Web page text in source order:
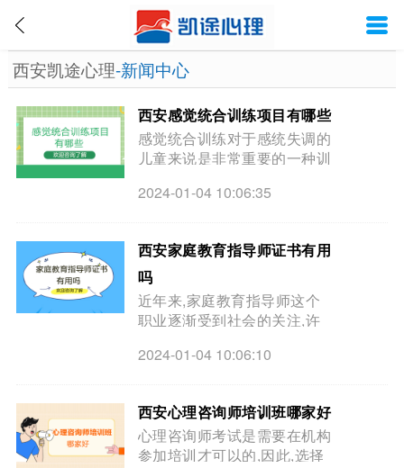
西安凯途心理-新闻中心
西安感觉统合训练项目有哪些
感觉统合训练对于感统失调的
儿童来说是非常重要的一种训
可以使感统失调的人恢复到正
会有一些帮助,那么感觉统合
训练包括哪些?
2024-01-04 10:06:35
西安家庭教育指导师证书有用
吗
近年来,家庭教育指导师这个
职业逐渐受到社会的关注,许
体工作内容以及家庭教育指导
介绍，一起来看看吧!
2024-01-04 10:06:10
西安心理咨询师培训班哪家好
心理咨询师考试是需要在机构
参加培训才可以的,因此,选择